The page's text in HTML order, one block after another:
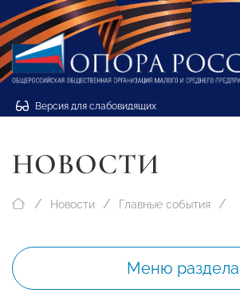
Версия для слабовидящих
НОВОСТИ
Новости Главные события
Меню раздела